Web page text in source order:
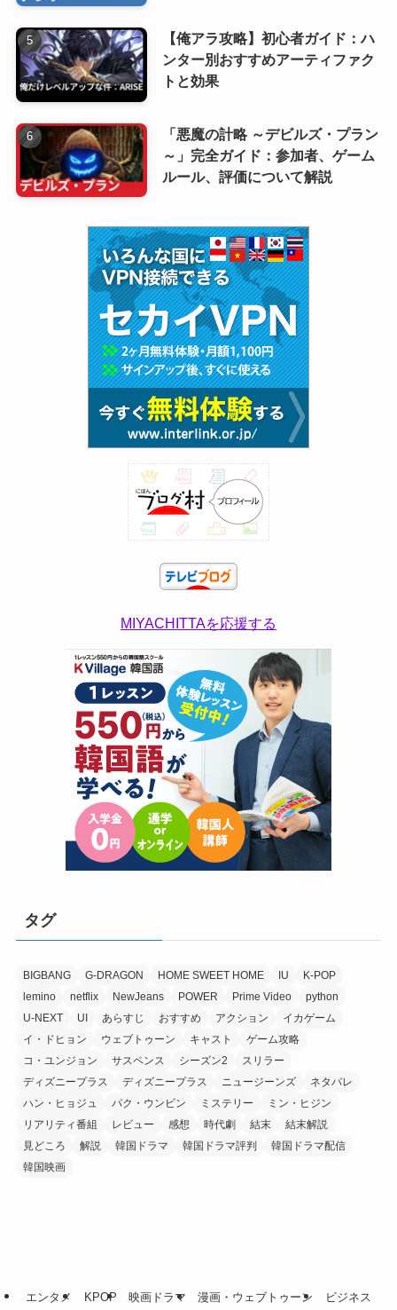
【俺アラ攻略】初心者ガイド：ハ
ンター別おすすめアーティファク
トと効果
「悪魔の計略 ～デビルズ・プラン
～」完全ガイド：参加者、ゲーム
ルール、評価について解説
MIYACHITTAを応援する
タグ
BIGBANG G-DRAGON HOME SWEET HOME IU
K-POP
lemino
netflix NewJeans POWER Prime Video
python
U-NEXT
UI あらすじ おすすめ アクション
イカゲーム
イ・ドヒョン
ウェブトゥーン キャスト
ゲーム攻略
コ・ユンジョン
サスペンス シーズン2
スリラー
ディズニープラス
ディズニープラス ニュージーンズ
ネタバレ
ハン・ヒョジュ
パク・ウンビン ミステリー
ミン・ヒジン
リアリティ番組
レビュー 感想 時代劇 結末
結末解説
見どころ
解説 韓国ドラマ 韓国ドラマ評判
韓国ドラマ配信
韓国映画
エンタメ KPOP 映画ドラマ 漫画・ウェブトゥーン ビジネス